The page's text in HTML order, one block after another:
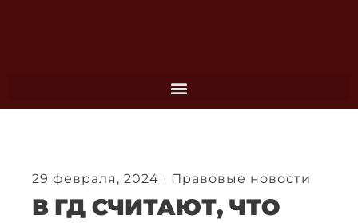
29 февраля, 2024 Правовые новости
В ГД СЧИТАЮТ, ЧТО